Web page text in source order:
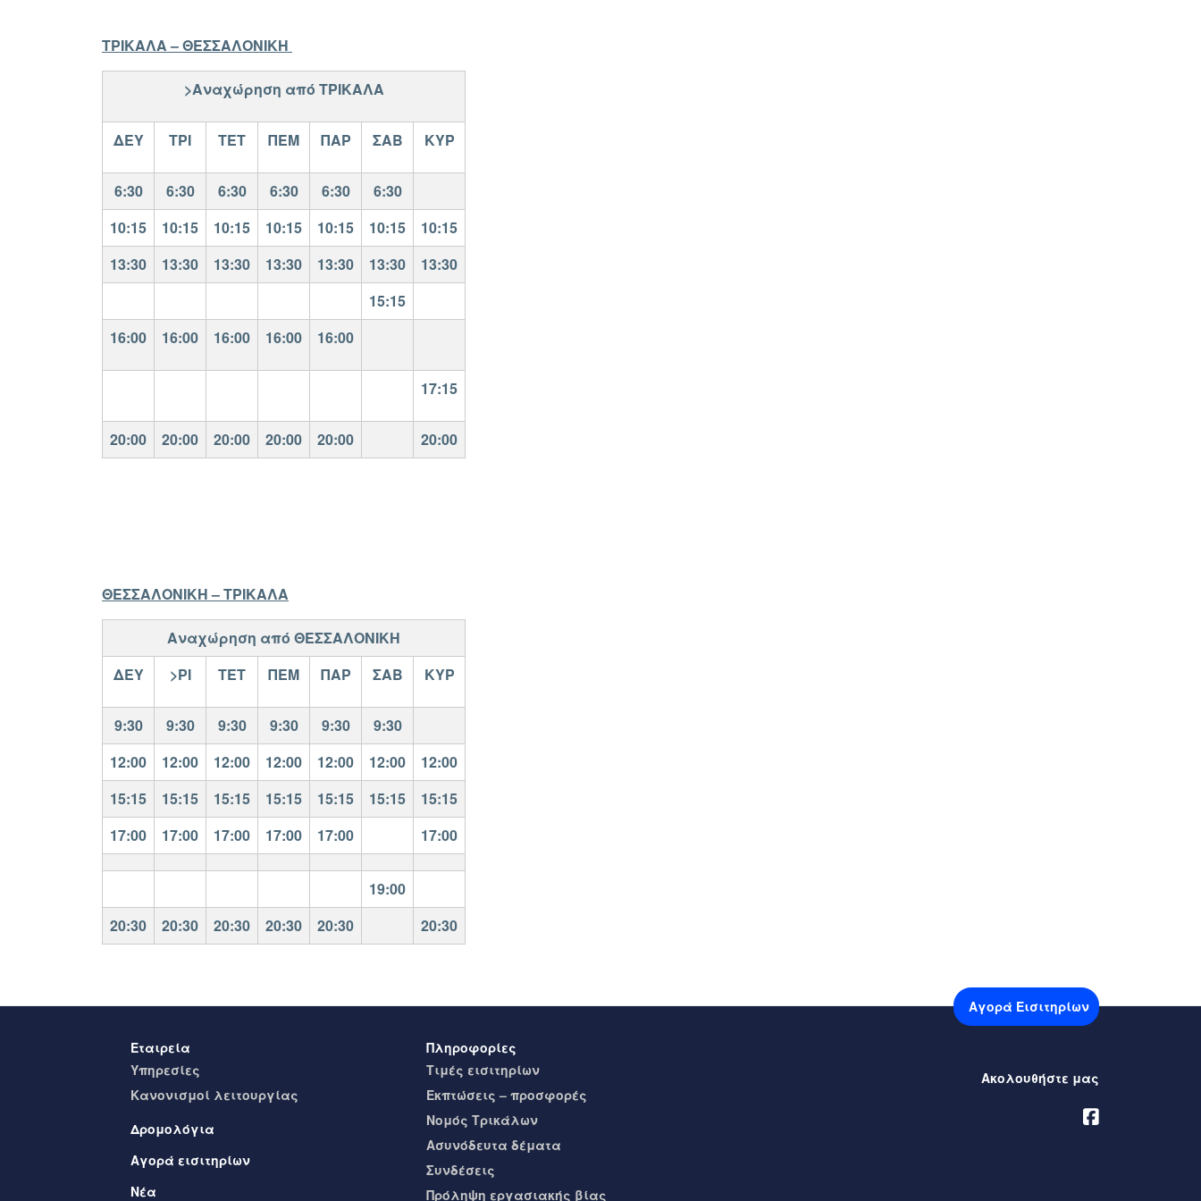
ΤΡΙΚΑΛΑ – ΘΕΣΣΑΛΟΝΙΚΗ
>Αναχώρηση από ΤΡΙΚΑΛΑ
ΔΕΥ ΤΡΙ ΤΕΤ ΠΕΜ ΠΑΡ ΣΑΒ ΚΥΡ
6:30 6:30 6:30 6:30 6:30
6:30
10:15
10:15 10:15 10:15 10:15 10:15
10:15
13:30
13:30 13:30 13:30 13:30 13:30
13:30
15:15
16:00
16:00 16:00 16:00 16:00
17:15
20:00 20:00 20:00 20:00 20:00 20:00
ΘΕΣΣΑΛΟΝΙΚΗ – ΤΡΙΚΑΛΑ
Αναχώρηση από ΘΕΣΣΑΛΟΝΙΚΗ
ΔΕΥ
>ΡΙ ΤΕΤ ΠΕΜ ΠΑΡ ΣΑΒ ΚΥΡ
9:30 9:30 9:30 9:30 9:30
9:30
12:00
12:00 12:00 12:00 12:00 12:00
12:00
15:15
15:15 15:15 15:15 15:15 15:15
15:15
17:00
17:00 17:00 17:00 17:00 17:00
19:00
20:30
20:30 20:30 20:30 20:30 20:30
Εταιρεία
Yπηρεσίες
Kανονισμοί λειτουργίας
Δρομολόγια
Αγορά εισιτηρίων
Νέα
Πληροφορίες
Τιμές εισιτηρίων
Eκπτώσεις – προσφορές
Νομός Τρικάλων
Ασυνόδευτα δέματα
Συνδέσεις
Πρόληψη εργασιακής βίας
Αγορά Εισιτηρίων
Ακολουθήστε μας